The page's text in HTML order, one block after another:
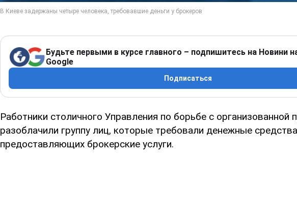
Будьте первыми в курсе главного – подпишитесь на Новини
Google
Подписаться
Работники столичного Управления по борьбе с организованной
разоблачили группу лиц, которые требовали денежные
предоставляющих брокерские услуги.